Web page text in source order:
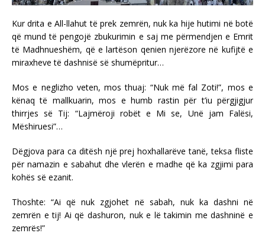
Kur drita e All-llahut të prek zemrën, nuk ka hije hutimi në botë
që mund të pengojë zbukurimin e saj me përmendjen e Emrit
të Madhnueshëm, që e lartëson qenien njerëzore në kufijtë e
miraxheve të dashnisë së shumëpritur…
Mos e neglizho veten, mos thuaj: “Nuk më fal Zoti!”, mos e
kënaq të mallkuarin, mos e humb rastin për t’iu përgjigjur
thirrjes së Tij: “Lajmëroji robët e Mi se, Unë jam Falësi,
Mëshiruesi”…
Dëgjova para ca ditësh një prej hoxhallarëve tanë, teksa fliste
për namazin e sabahut dhe vlerën e madhe që ka zgjimi para
kohës së ezanit.
Thoshte: “Ai që nuk zgjohet në sabah, nuk ka dashni në
zemrën e tij! Ai që dashuron, nuk e lë takimin me dashninë e
zemrës!”